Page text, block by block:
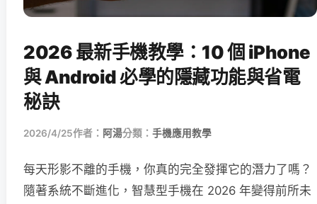
2026 最新手機教學：10 個 iPhone
與 Android 必學的隱藏功能與省電
秘訣
2026/4/25作者： 阿湯分類： 手機應用教學
每天形影不離的手機，你真的完全發揮它的潛力了嗎？
隨著系統不斷進化，智慧型手機在 2026 年變得前所未